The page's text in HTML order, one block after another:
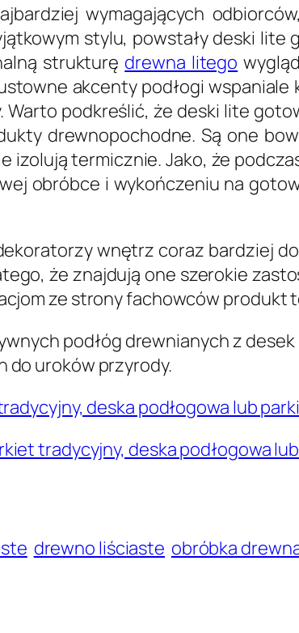
wymagających
stylu, powstały deski lite
strukturę drewna litego
akcenty podłogi wspaniale
Warto podkreślić, że deski lite
drewnopochodne. Są one
izolują termicznie. Jako, że
obróbce i wykończeniu na
wnętrz coraz bardziej
że znajdują one szerokie
ze strony fachowców produkt
podłóg drewnianych z
do uroków przyrody.
deska podłogowa lub
tradycyjny, deska podłogowa
drewno liściaste obróbka